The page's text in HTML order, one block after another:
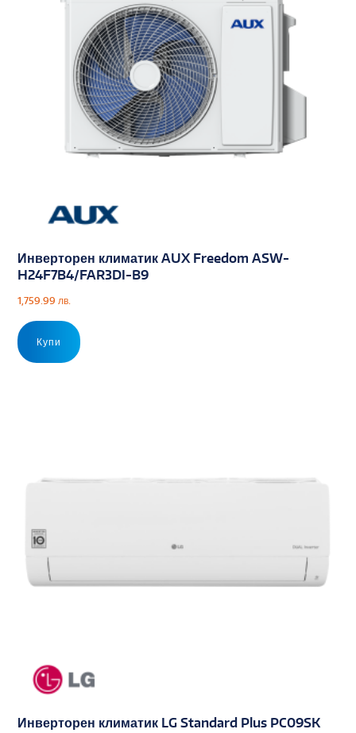
Инверторен климатик AUX Freedom ASW-
H24F7B4/FAR3DI-B9
1,759.99лв.
Купи
Инверторен климатик LG Standard Plus PC09SK